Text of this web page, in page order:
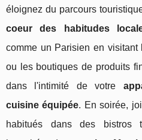
éloignez du parcours
coeur des habitudes
comme un Parisien en visitant
ou les boutiques de produits
dans l'intimité de votre
cuisine équipée. En soirée,
habitués dans des bistros